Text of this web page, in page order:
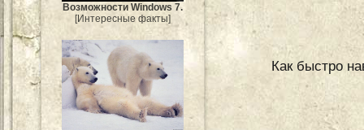
Возможности Windows 7.
[Интересные факты]
Как быстро